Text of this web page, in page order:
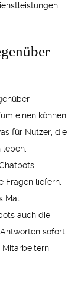
einen können
für Nutzer, die
Fragen liefern,
Mal
auch die
sofort
Mitarbeitern